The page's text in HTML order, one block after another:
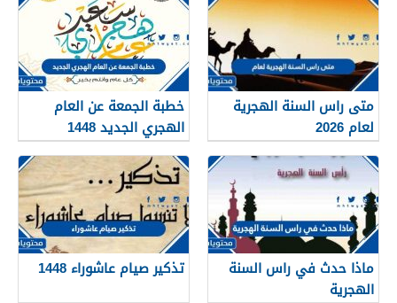
متى راس السنة الهجرية
لعام 2026
خطبة الجمعة عن العام
الهجري الجديد 1448
ماذا حدث في راس السنة
الهجرية
تذكير صيام عاشوراء 1448